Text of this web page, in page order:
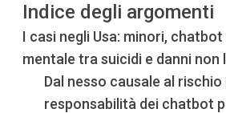
Indice degli argomenti
I casi negli Usa: minori,
mentale tra suicidi e danni non
Dal nesso causale al rischio
responsabilità dei chatbot